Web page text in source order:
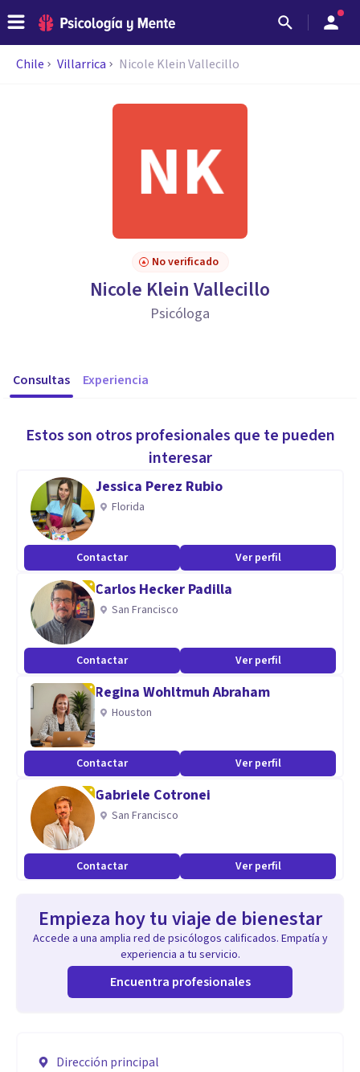
Chile Villarrica Nicole Klein Vallecillo
No verificado
Nicole Klein Vallecillo
Psicóloga
Consultas Experiencia
Estos son otros profesionales que te pueden
interesar
Jessica Perez Rubio
Florida
Contactar Ver perfil
Carlos Hecker Padilla
San Francisco
Contactar Ver perfil
Regina Wohltmuh Abraham
Houston
Contactar Ver perfil
Gabriele Cotronei
San Francisco
Contactar Ver perfil
Empieza hoy tu viaje de bienestar
Accede a una amplia red de psicólogos calificados. Empatía y
experiencia a tu servicio.
Encuentra profesionales
Dirección principal